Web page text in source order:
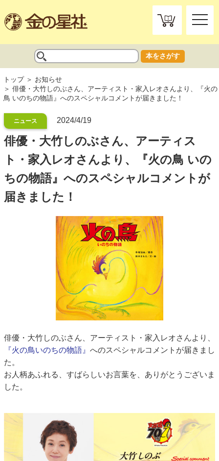
toggle
本をさがす
トップ
お知らせ
俳優・大竹しのぶさん、アーティスト・家入レオさんより、『火の
鳥 いのちの物語』へのスペシャルコメントが届きました！
ニュース 2024/4/19
俳優・大竹しのぶさん、アーティス
ト・家入レオさんより、『火の鳥 いの
ちの物語』へのスペシャルコメントが
届きました！
俳優・大竹しのぶさん、アーティスト・家入レオさんより、
『火の鳥いのちの物語』 へのスペシャルコメントが届きまし
た。
お人柄あふれる、すばらしいお言葉を、ありがとうございま
した。